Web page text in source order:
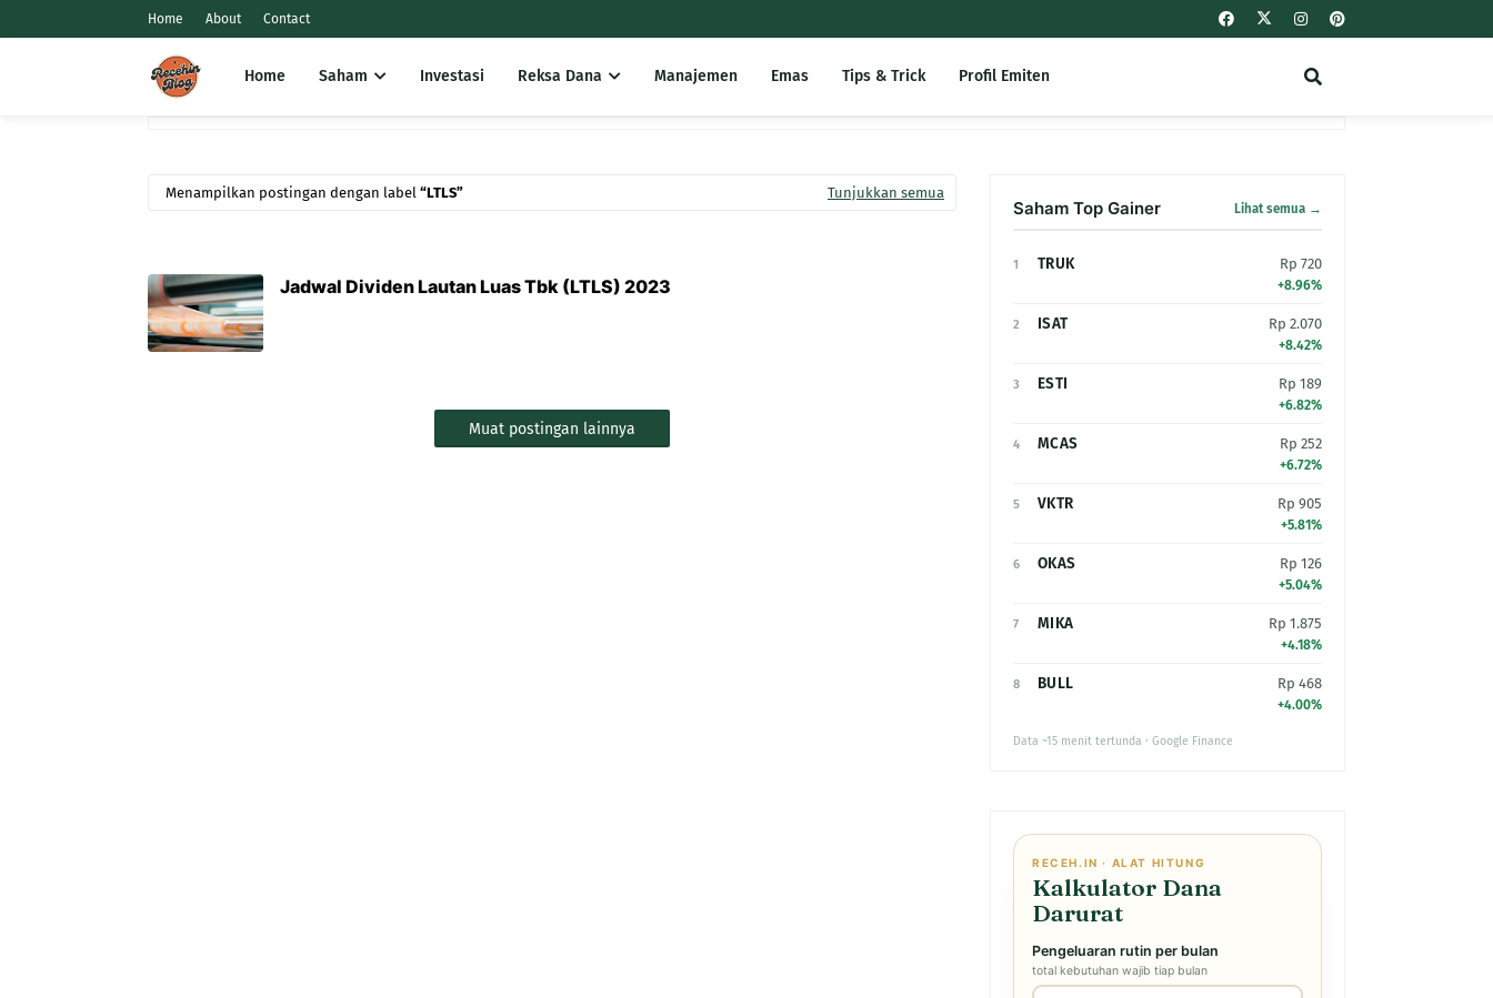
Home About Contact
Home Saham Investasi Reksa Dana Manajemen Emas Tips & Trick Profil Emiten
Menampilkan postingan dengan label LTLS Tunjukkan semua
Jadwal Dividen Lautan Luas Tbk (LTLS) 2023
Muat postingan lainnya
Saham Top Gainer Lihat semua →
1 TRUK Rp 720
+8.96%
2 ISAT Rp 2.070
+8.42%
3 ESTI Rp 189
+6.82%
4 MCAS Rp 252
+6.72%
5 VKTR Rp 905
+5.81%
6 OKAS Rp 126
+5.04%
7 MIKA Rp 1.875
+4.18%
8 BULL Rp 468
+4.00%
Data ~15 menit tertunda · Google Finance
RECEH.IN · ALAT HITUNG
Kalkulator Dana
Darurat
Pengeluaran rutin per bulan
total kebutuhan wajib tiap bulan